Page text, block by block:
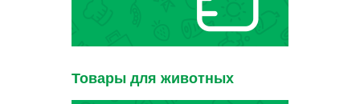
Товары для животных